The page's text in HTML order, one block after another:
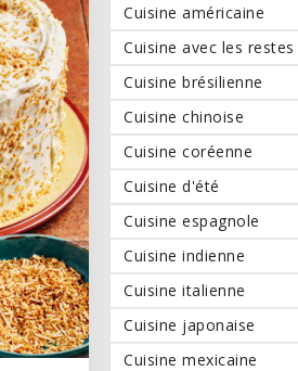
Cuisine américaine
Cuisine avec les restes
Cuisine brésilienne
Cuisine chinoise
Cuisine coréenne
Cuisine d'été
Cuisine espagnole
Cuisine indienne
Cuisine italienne
Cuisine japonaise
Cuisine mexicaine